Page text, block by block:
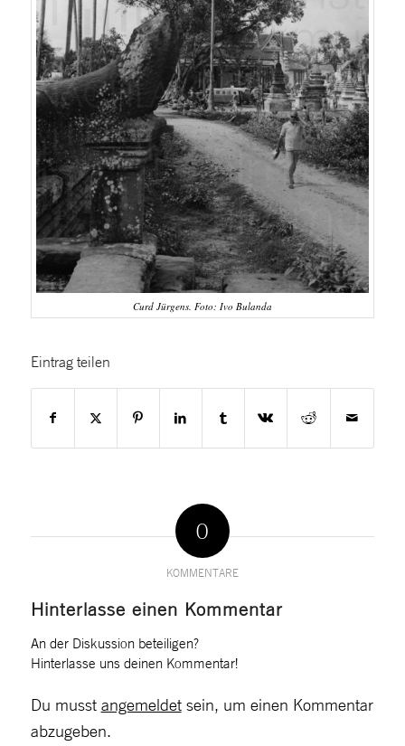
Curd Jürgens. Foto: Ivo Bulanda
Eintrag teilen
0
KOMMENTARE
Hinterlasse einen Kommentar
An der Diskussion beteiligen?
Hinterlasse uns deinen Kommentar!
Du musst angemeldetsein, um einen Kommentar
abzugeben.